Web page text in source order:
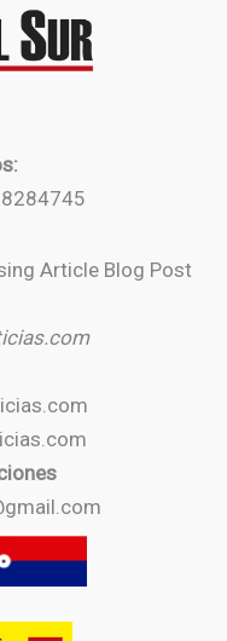
Article Blog Post